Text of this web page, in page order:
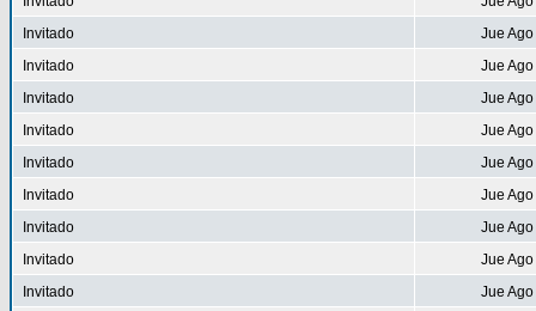
Invitado
Jue
Invitado
Jue
Invitado
Jue
Invitado
Jue
Invitado
Jue
Invitado
Jue
Invitado
Jue
Invitado
Jue
Invitado
Jue